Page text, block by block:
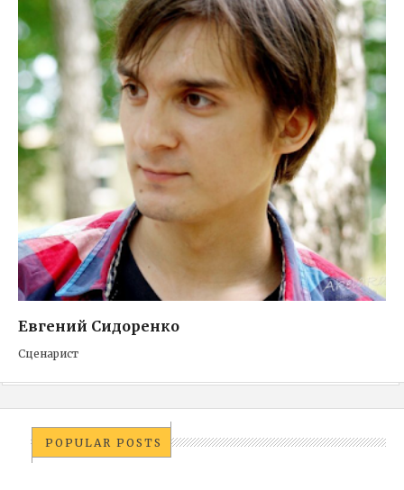
Евгений Сидоренко
Сценарист
POPULAR POSTS